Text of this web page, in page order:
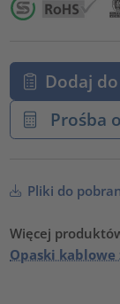
Dodaj
Prośba
Pliki do
Więcej
Opaski